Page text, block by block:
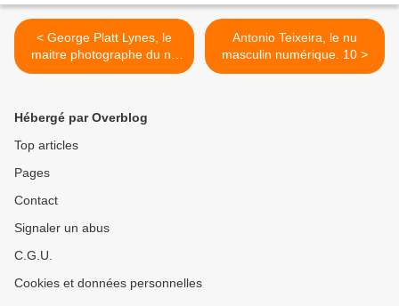
< George Platt Lynes, le
maitre photographe du nu
masculin. 4
Antonio Teixeira, le nu
masculin numérique. 10 >
Hébergé par Overblog
Top articles
Pages
Contact
Signaler un abus
C.G.U.
Cookies et données personnelles